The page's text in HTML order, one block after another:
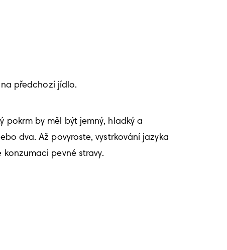
předchozí jídlo.
pokrm by měl být jemný, hladký a
dva. Až povyroste, vystrkování jazyka
pevné stravy.